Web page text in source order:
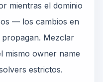
mientras el dominio
— los cambios en
Mezclar
mismo owner name
estrictos.